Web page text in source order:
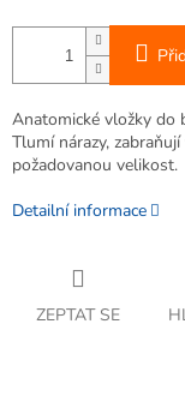
Anatomické vložky do
Tlumí nárazy,
požadovanou velikost.
Detailní informace
ZEPTAT SE